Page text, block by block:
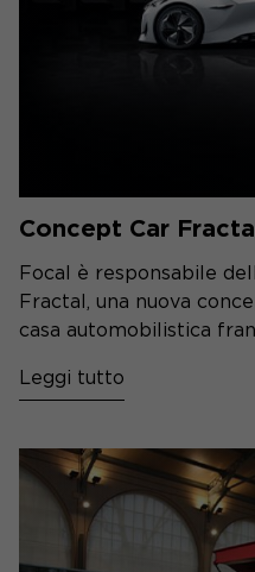
Concept Car
Focal è responsabile
Fractal, una nuova
casa automobilistica
Leggi tutto